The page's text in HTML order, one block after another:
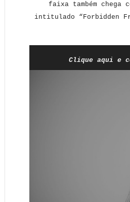
faixa também chega
intitulado “Forbidden
Clique aqui e